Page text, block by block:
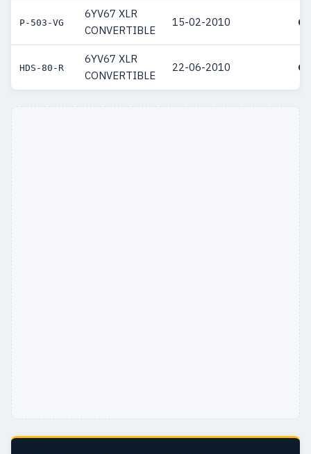
P-503-VG
6YV67 XLR
CONVERTIBLE
15-02-2010 €
HDS-80-R
6YV67 XLR
CONVERTIBLE
22-06-2010 €